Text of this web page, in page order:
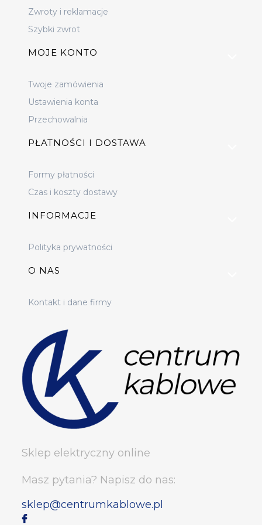
Zwroty i reklamacje
Szybki zwrot
MOJE KONTO
Twoje zamówienia
Ustawienia konta
Przechowalnia
PŁATNOŚCI I DOSTAWA
Formy płatności
Czas i koszty dostawy
INFORMACJE
Polityka prywatności
O NAS
Kontakt i dane firmy
Sklep elektryczny online
Masz pytania? Napisz do nas:
sklep@centrumkablowe.pl